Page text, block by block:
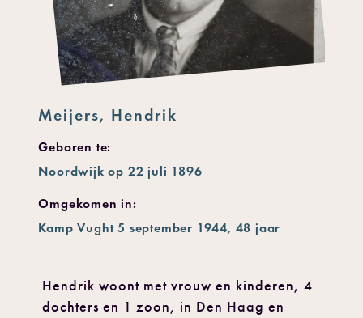
Meijers, Hendrik
Geboren te:
Noordwijk op 22 juli 1896
Omgekomen in:
Kamp Vught 5 september 1944, 48 jaar
Hendrik woont met vrouw en kinderen, 4
dochters en 1 zoon, in Den Haag en